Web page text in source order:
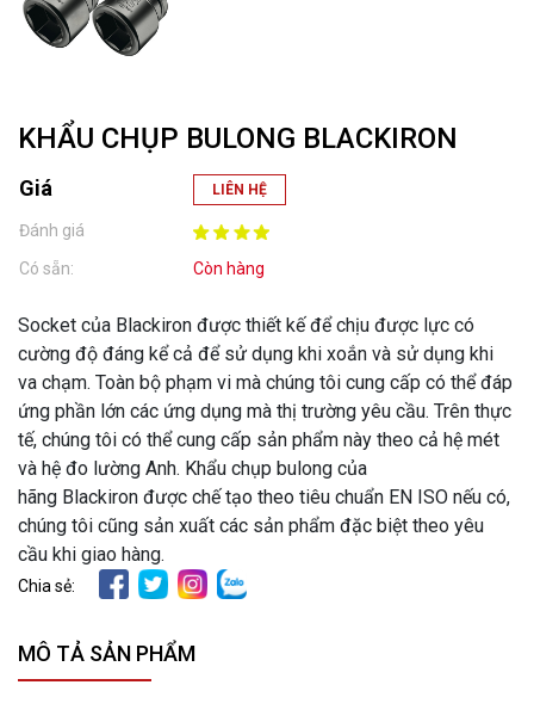
KHẨU CHỤP BULONG BLACKIRON
Giá LIÊN HỆ
Đánh giá
Có sẵn:
Còn hàng
Socket của Blackiron được thiết kế để chịu được lực có
cường độ đáng kể cả để sử dụng khi xoắn và sử dụng khi
va chạm. Toàn bộ phạm vi mà chúng tôi cung cấp có thể đáp
ứng phần lớn các ứng dụng mà thị trường yêu cầu. Trên thực
tế, chúng tôi có thể cung cấp sản phẩm này theo cả hệ mét
và hệ đo lường Anh. Khẩu chụp bulong của
hãng Blackiron được chế tạo theo tiêu chuẩn EN ISO nếu có,
chúng tôi cũng sản xuất các sản phẩm đặc biệt theo yêu
cầu khi giao hàng.
Chia sẻ:
MÔ TẢ SẢN PHẨM